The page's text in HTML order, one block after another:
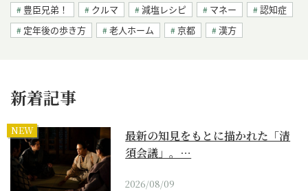
豊臣兄弟！ クルマ 減塩レシピ マネー
認知症
定年後の歩き方
老人ホーム 京都 漢方
新着記事
NEW
最新の知見をもとに描かれた「清
須会議」。…
2026/08/09